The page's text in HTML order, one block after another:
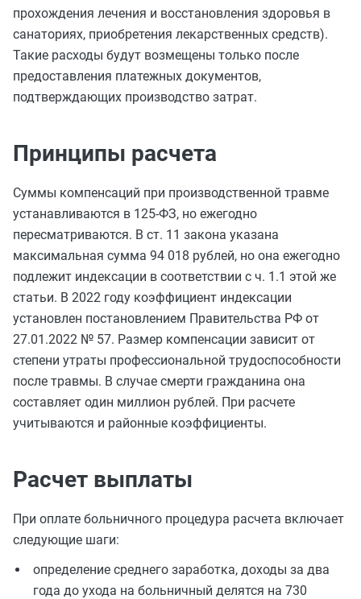
прохождения лечения и восстановления здоровья в
санаториях, приобретения лекарственных средств).
Такие расходы будут возмещены только после
предоставления платежных документов,
подтверждающих производство затрат.
Принципы расчета
Суммы компенсаций при производственной травме
устанавливаются в 125-ФЗ, но ежегодно
пересматриваются. В ст. 11 закона указана
максимальная сумма 94 018 рублей, но она ежегодно
подлежит индексации в соответствии с ч. 1.1 этой же
статьи. В 2022 году коэффициент индексации
установлен постановлением Правительства РФ от
27.01.2022 № 57. Размер компенсации зависит от
степени утраты профессиональной трудоспособности
после травмы. В случае смерти гражданина она
составляет один миллион рублей. При расчете
учитываются и районные коэффициенты.
Расчет выплаты
При оплате больничного процедура расчета включает
следующие шаги:
определение среднего заработка, доходы за два
года до ухода на больничный делятся на 730